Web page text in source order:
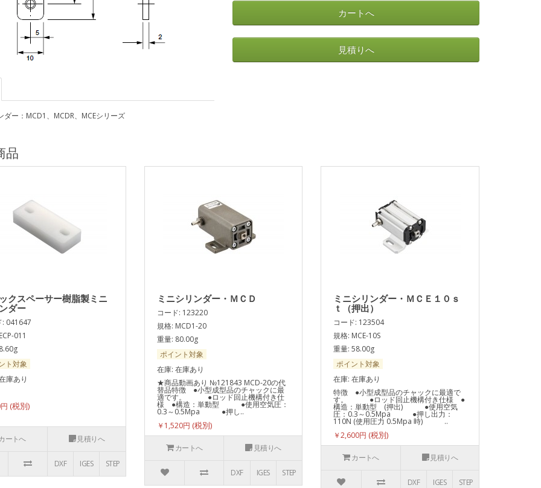
ダー：MCD1、MCDR、MCEシリーズ
カートへ
見積りへ
品
クスペーサー樹脂製ミニ
ダー
: 041647
011
ト対象
庫あり
ートへ 見積りへ
DXF IGES STEP
ミニシリンダー・ＭＣＤ
コード: 123220
規格: MCD1-20
重量: 80.00g
ポイント対象
在庫: 在庫あり
★商品動画あり №121843 MCD-20の代
替品特徴 ●小型成型品のチャックに最
適です。 ●ロッド回止機構付き仕
様 ●構造：単動型 ●使用空気圧：
0.3～0.5Mpa ●押し..
￥1,520円
カートへ 見積りへ
DXF IGES STEP
ミニシリンダー・ＭＣＥ１０ｓ
ｔ（押出）
コード: 123504
規格: MCE-10S
重量: 58.00g
ポイント対象
在庫: 在庫あり
特徴 ●小型成型品のチャックに最適で
す。 ●ロッド回止機構付き仕様 ●
構造：単動型 (押出) ●使用空気
圧：0.3～0.5Mpa ●押し出力：
110N (使用圧力 0.5Mpa 時) ..
￥2,600円
カートへ 見積りへ
DXF IGES STEP